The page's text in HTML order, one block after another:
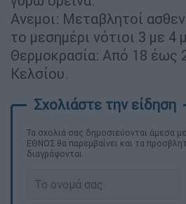
Ανεμοι: Μεταβλητοί
το μεσημέρι νότιοι 3 με 4
Θερμοκρασία: Από 18 έως
Κελσίου.
Τα σχολιά σας δημοσιεύονται άμεσα
ΕΘΝΟΣ θα παρεμβαίνει και τα
διαγράφονται